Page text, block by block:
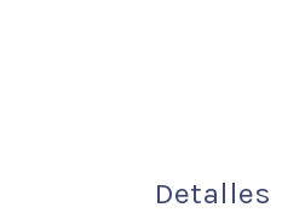
Detalles